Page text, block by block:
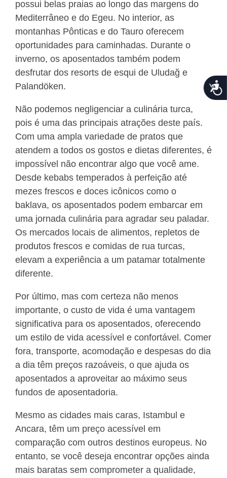
possui belas praias ao longo das margens do
Mediterrâneo e do Egeu. No interior, as
montanhas Pônticas e do Tauro oferecem
oportunidades para caminhadas. Durante o
inverno, os aposentados também podem
desfrutar dos resorts de esqui de Uludağ e
Palandöken.
Não podemos negligenciar a culinária turca,
pois é uma das principais atrações deste país.
Com uma ampla variedade de pratos que
atendem a todos os gostos e dietas diferentes, é
impossível não encontrar algo que você ame.
Desde kebabs temperados à perfeição até
mezes frescos e doces icônicos como o
baklava, os aposentados podem embarcar em
uma jornada culinária para agradar seu paladar.
Os mercados locais de alimentos, repletos de
produtos frescos e comidas de rua turcas,
elevam a experiência a um patamar totalmente
diferente.
Por último, mas com certeza não menos
importante, o custo de vida é uma vantagem
significativa para os aposentados, oferecendo
um estilo de vida acessível e confortável. Comer
fora, transporte, acomodação e despesas do dia
a dia têm preços razoáveis, o que ajuda os
aposentados a aproveitar ao máximo seus
fundos de aposentadoria.
Mesmo as cidades mais caras, Istambul e
Ancara, têm um preço acessível em
comparação com outros destinos europeus. No
entanto, se você deseja encontrar opções ainda
mais baratas sem comprometer a qualidade,